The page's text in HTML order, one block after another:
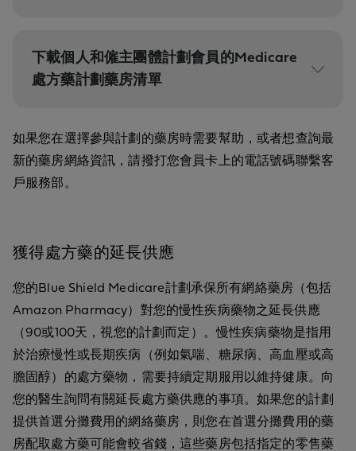
下載個人和僱主團體計劃會員的Medicare
處方藥計劃藥房清單
如果您在選擇參與計劃的藥房時需要幫助，或者想查詢最
新的藥房網絡資訊，請撥打您會員卡上的電話號碼聯繫客
戶服務部。
獲得處方藥的延長供應
您的Blue Shield Medicare計劃承保所有網絡藥房（包括
Amazon Pharmacy）對您的慢性疾病藥物之延長供應
（90或100天，視您的計劃而定）。慢性疾病藥物是指用
於治療慢性或長期疾病（例如氣喘、糖尿病、高血壓或高
膽固醇）的處方藥物，需要持續定期服用以維持健康。向
您的醫生詢問有關延長處方藥供應的事項。如果您的計劃
提供首選分攤費用的網絡藥房，則您在首選分攤費用的藥
房配取處方藥可能會較省錢，這些藥房包括指定的零售藥